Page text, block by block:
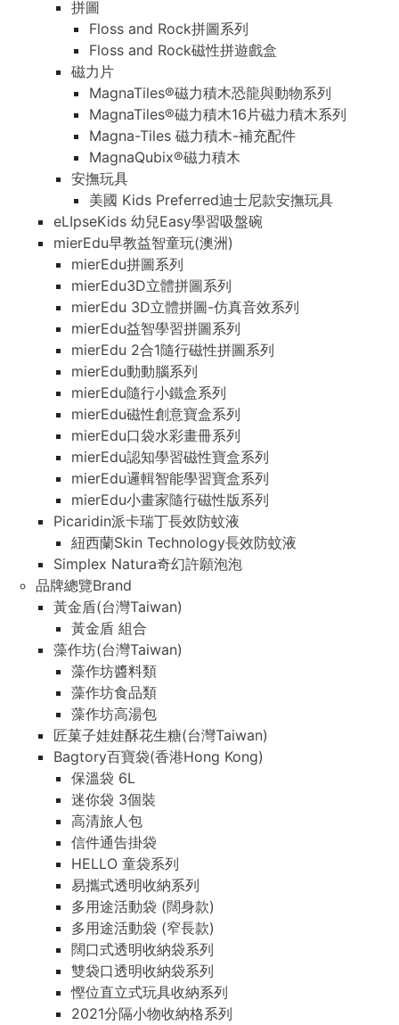
拼圖
Floss and Rock拼圖系列
Floss and Rock磁性拼遊戲盒
磁力片
MagnaTiles®磁力積木恐龍與動物系列
MagnaTiles®磁力積木16片磁力積木系列
Magna-Tiles 磁力積木-補充配件
MagnaQubix®磁力積木
安撫玩具
美國 Kids Preferred迪士尼款安撫玩具
eLIpseKids 幼兒Easy學習吸盤碗
mierEdu早教益智童玩(澳洲)
mierEdu拼圖系列
mierEdu3D立體拼圖系列
mierEdu 3D立體拼圖-仿真音效系列
mierEdu益智學習拼圖系列
mierEdu 2合1隨行磁性拼圖系列
mierEdu動動腦系列
mierEdu隨行小鐵盒系列
mierEdu磁性創意寶盒系列
mierEdu口袋水彩畫冊系列
mierEdu認知學習磁性寶盒系列
mierEdu邏輯智能學習寶盒系列
mierEdu小畫家隨行磁性版系列
Picaridin派卡瑞丁長效防蚊液
紐西蘭Skin Technology長效防蚊液
Simplex Natura奇幻許願泡泡
品牌總覽Brand
黃金盾(台灣Taiwan)
黃金盾 組合
藻作坊(台灣Taiwan)
藻作坊醬料類
藻作坊食品類
藻作坊高湯包
匠菓子娃娃酥花生糖(台灣Taiwan)
Bagtory百寶袋(香港Hong Kong)
保溫袋 6L
迷你袋 3個裝
高清旅人包
信件通告掛袋
HELLO 童袋系列
易攜式透明收納系列
多用途活動袋 (闊身款)
多用途活動袋 (窄長款)
闊口式透明收納袋系列
雙袋口透明收納袋系列
慳位直立式玩具收納系列
2021分隔小物收納格系列